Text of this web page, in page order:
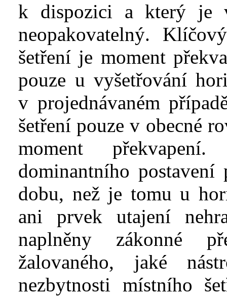
k
dispozici a který je
neopakovatelný.
šetření je moment
pouze u vyšetřování
v projednávaném
šetření pouze v obecné
moment
dominantního
dobu, než je tomu u
ani prvek utajení
naplněny zákonné
žalovaného, jaké
nezbytnosti místního